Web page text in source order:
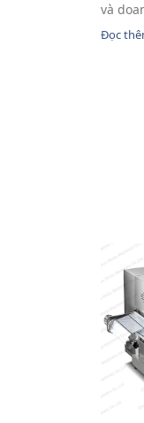
và
Đọc